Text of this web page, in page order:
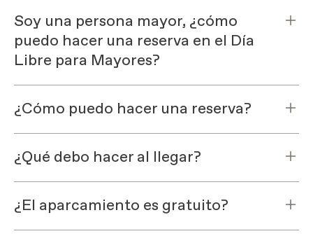
Soy una persona mayor, ¿cómo
puedo hacer una reserva en el Día
Libre para Mayores?
¿Cómo puedo hacer una reserva?
¿Qué debo hacer al llegar?
¿El aparcamiento es gratuito?